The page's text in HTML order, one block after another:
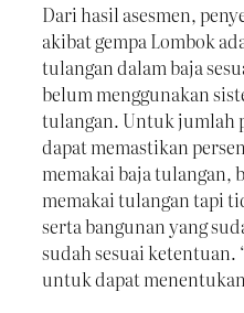
Dari hasil asesmen,
akibat gempa Lombok
tulangan dalam baja
belum menggunakan
tulangan. Untuk jumlah
dapat memastikan
memakai baja tulangan,
memakai tulangan tapi
serta bangunan yang
sudah sesuai
untuk dapat